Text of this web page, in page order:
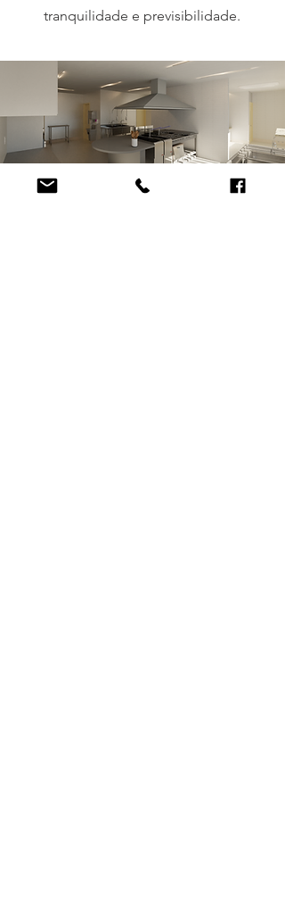
tranquilidade e previsibilidade.